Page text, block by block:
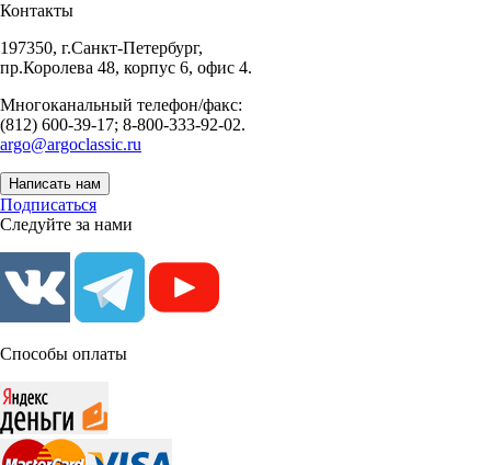
Контакты
197350, г.Санкт-Петербург,
пр.Королева 48, корпус 6, офис 4.
Многоканальный телефон/факс:
(812) 600-39-17; 8-800-333-92-02.
argo@argoclassic.ru
Написать нам
Подписаться
Следуйте за нами
Способы оплаты